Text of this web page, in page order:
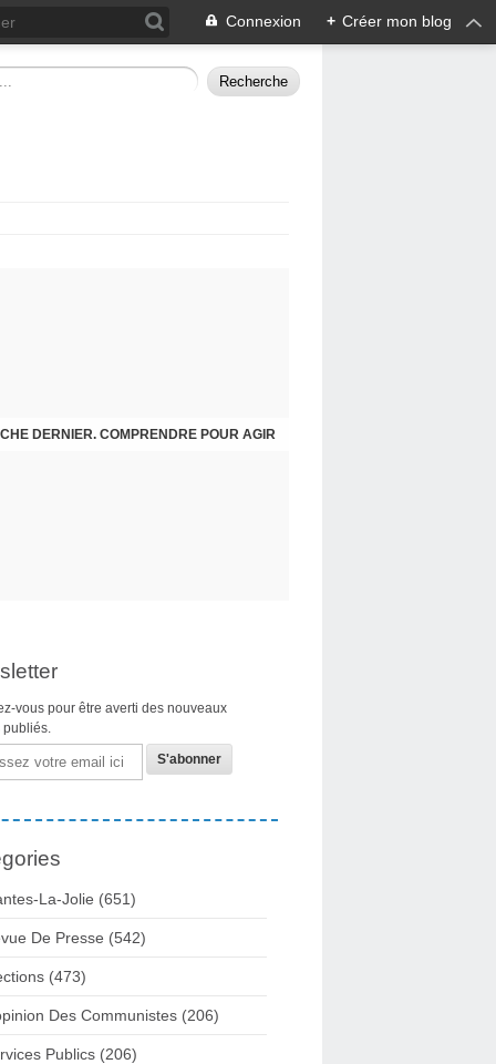
Connexion + Créer mon blog
DERNIER. COMPRENDRE POUR AGIR
vous pour être averti des nouveaux
publiés.
La-Jolie (651)
De Presse (542)
(473)
Des Communistes (206)
Publics (206)